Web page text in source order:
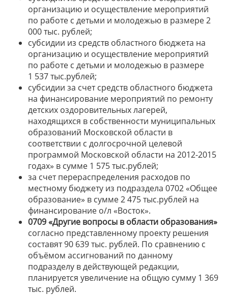
организацию и осуществление мероприятий
по работе с детьми и молодежью в размере 2
000 тыс. рублей;
субсидии из средств областного бюджета на
организацию и осуществление мероприятий
по работе с детьми и молодежью в размере
1 537 тыс.рублей;
субсидии за счет средств областного бюджета
на финансирование мероприятий по ремонту
детских оздоровительных лагерей,
находящихся в собственности муниципальных
образований Московской области в
соответствии с долгосрочной целевой
программой Московской области на 2012-2015
годах» в сумме 1 575 тыс.рублей;
за счет перераспределения расходов по
местному бюджету из подраздела 0702 «Общее
образование» в сумме 2 475 тыс.рублей на
финансирование о/л «Восток».
0709 «Другие вопросы в области образования»
согласно представленному проекту решения
составят 90 639 тыс. рублей. По сравнению с
объёмом ассигнований по данному
подразделу в действующей редакции,
планируется увеличение на общую сумму 1 369
тыс. рублей.